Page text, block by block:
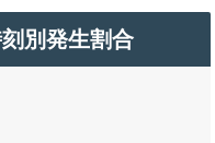
別発生割合